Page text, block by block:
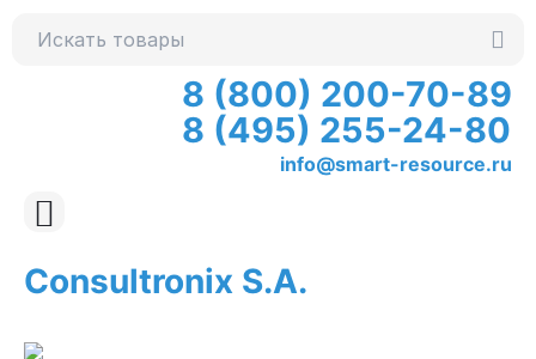
8 (800) 200-70-89
8 (495) 255-24-80
info@smart-resource.ru
Consultronix S.A.